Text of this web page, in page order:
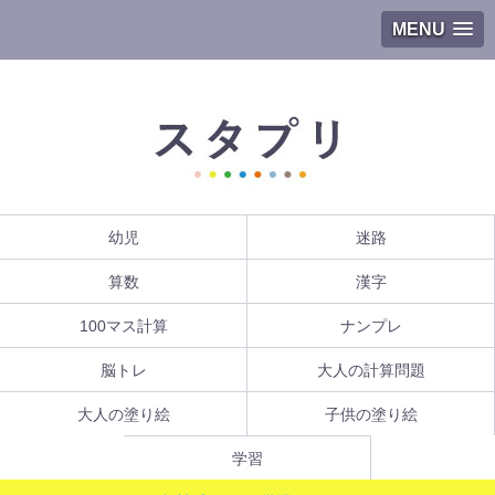
MENU
幼児 迷路
算数 漢字
100マス計算 ナンプレ
脳トレ 大人の計算問題
大人の塗り絵 子供の塗り絵
学習